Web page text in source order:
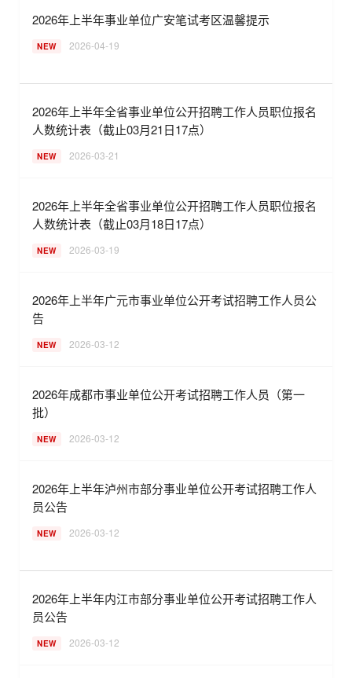
2026年上半年事业单位广安笔试考区温馨提示
NEW 2026-04-19
2026年上半年全省事业单位公开招聘工作人员职位报名
人数统计表（截止03月21日17点）
NEW 2026-03-21
2026年上半年全省事业单位公开招聘工作人员职位报名
人数统计表（截止03月18日17点）
NEW 2026-03-19
2026年上半年广元市事业单位公开考试招聘工作人员公
告
NEW 2026-03-12
2026年成都市事业单位公开考试招聘工作人员（第一
批）
NEW 2026-03-12
2026年上半年泸州市部分事业单位公开考试招聘工作人
员公告
NEW 2026-03-12
2026年上半年内江市部分事业单位公开考试招聘工作人
员公告
NEW 2026-03-12